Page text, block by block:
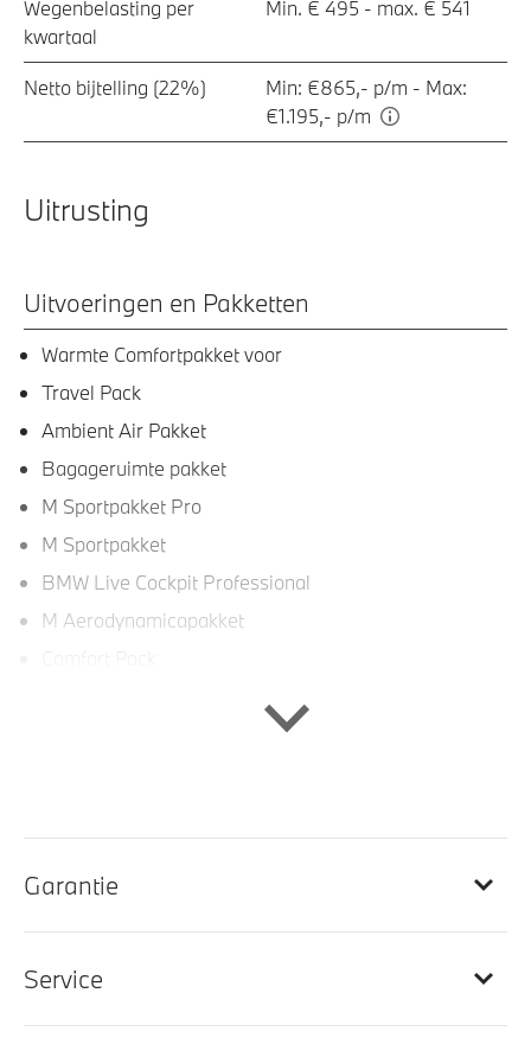
Wegenbelasting per
kwartaal
Min. € 495 - max. € 541
Netto bijtelling (22%)
Min: €865,- p/m - Max:
€1.195,- p/m
Uitrusting
Uitvoeringen en Pakketten
Warmte Comfortpakket voor
Travel Pack
Ambient Air Pakket
Bagageruimte pakket
M Sportpakket Pro
M Sportpakket
BMW Live Cockpit Professional
M Aerodynamicapakket
Interieur
Velours vloermatten
Veiligheidsgordels voorzien van M striping
Garantie
Service